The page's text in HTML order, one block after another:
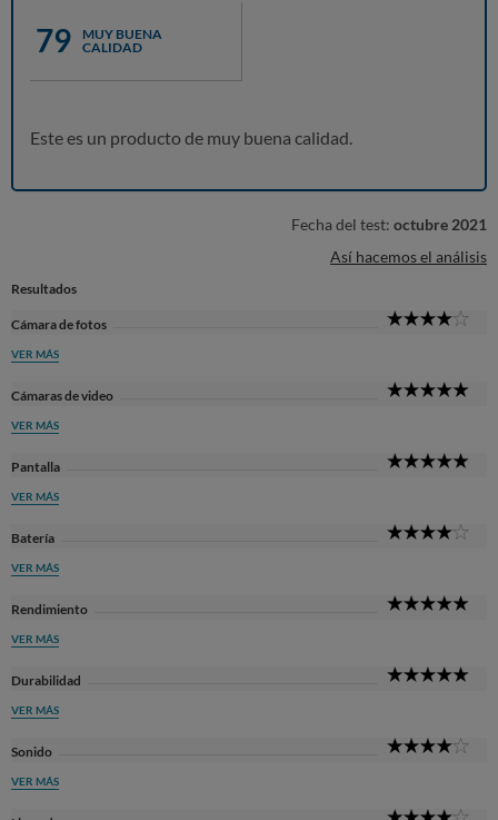
79
MUY BUENA
CALIDAD
Este es un producto de muy buena calidad.
Fecha del test: octubre 2021
Así hacemos el análisis
Resultados
Cámara de fotos
VER MÁS
Cámaras de video
VER MÁS
Pantalla
VER MÁS
Batería
VER MÁS
Rendimiento
VER MÁS
Durabilidad
VER MÁS
Sonido
VER MÁS